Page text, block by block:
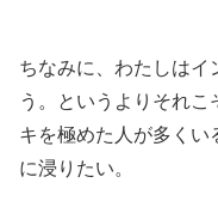
ちなみに、わたしはイ
う。というよりそれ
キを極めた人が多くい
に浸りたい。